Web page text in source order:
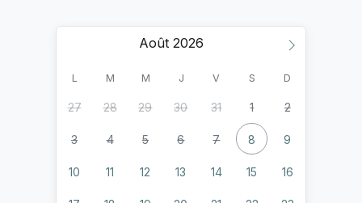
Août
L M M J V S D
27 28 29 30 31 1 2
3 4 5 6 7 8 9
10 11 12 13 14 15 16